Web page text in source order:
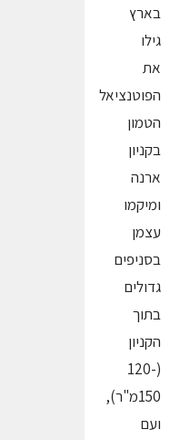
בארץ
גילו
את
הפוטנציאל
הטמון
בקניון
ארנה
ומיקמו
עצמן
בסניפים
גדולים
בתוך
הקניון
(120-
150מ"ר),
ועם